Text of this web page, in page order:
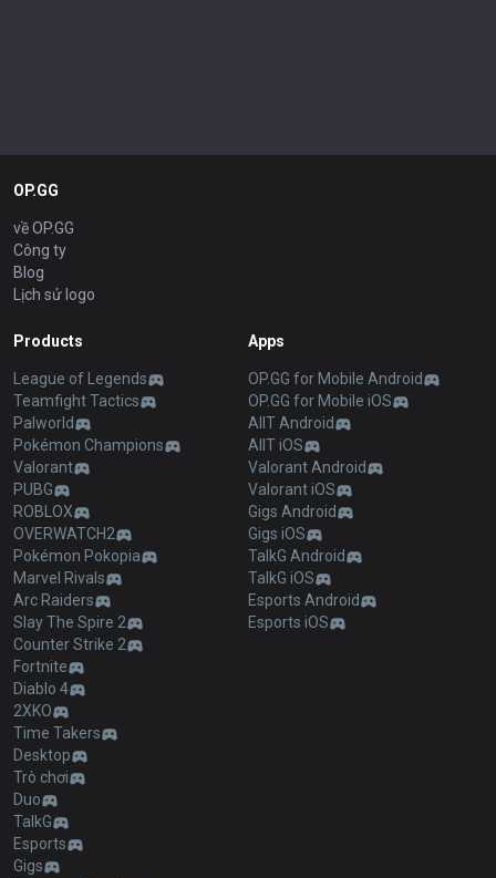
OP.GG
về OP.GG
Công ty
Blog
Lịch sử logo
Products
League of Legends
Teamfight Tactics
Palworld
Pokémon Champions
Valorant
PUBG
ROBLOX
OVERWATCH2
Pokémon Pokopia
Marvel Rivals
Arc Raiders
Slay The Spire 2
Counter Strike 2
Fortnite
Diablo 4
2XKO
Time Takers
Desktop
Trò chơi
Duo
TalkG
Esports
Gigs
Apps
OP.GG for Mobile Android
OP.GG for Mobile iOS
AllT Android
AllT iOS
Valorant Android
Valorant iOS
Gigs Android
Gigs iOS
TalkG Android
TalkG iOS
Esports Android
Esports iOS